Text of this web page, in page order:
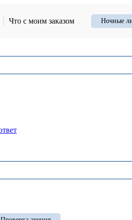
Что с моим заказом Ночные